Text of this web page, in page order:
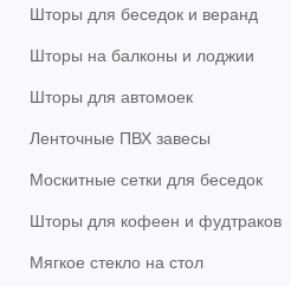
Шторы для беседок и веранд
Шторы на балконы и лоджии
Шторы для автомоек
Ленточные ПВХ завесы
Москитные сетки для беседок
Шторы для кофеен и фудтраков
Мягкое стекло на стол